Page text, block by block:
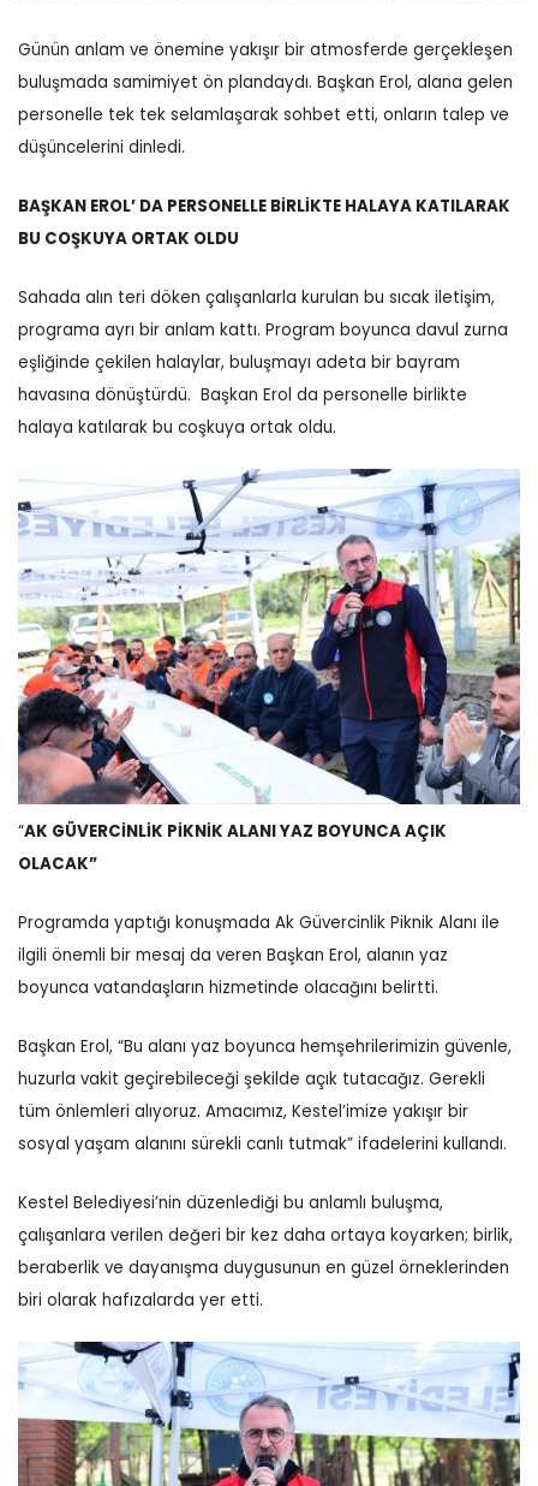
Günün anlam ve önemine yakışır bir atmosferde gerçekleşen
buluşmada samimiyet ön plandaydı. Başkan Erol, alana gelen
personelle tek tek selamlaşarak sohbet etti, onların talep ve
düşüncelerini dinledi.
BAŞKAN EROL’ DA PERSONELLE BİRLİKTE HALAYA KATILARAK
BU COŞKUYA ORTAK OLDU
Sahada alın teri döken çalışanlarla kurulan bu sıcak iletişim,
programa ayrı bir anlam kattı. Program boyunca davul zurna
eşliğinde çekilen halaylar, buluşmayı adeta bir bayram
havasına dönüştürdü. Başkan Erol da personelle birlikte
halaya katılarak bu coşkuya ortak oldu.
“AK GÜVERCİNLİK PİKNİK ALANI YAZ BOYUNCA AÇIK
OLACAK”
Programda yaptığı konuşmada Ak Güvercinlik Piknik Alanı ile
ilgili önemli bir mesaj da veren Başkan Erol, alanın yaz
boyunca vatandaşların hizmetinde olacağını belirtti.
Başkan Erol, “Bu alanı yaz boyunca hemşehrilerimizin güvenle,
huzurla vakit geçirebileceği şekilde açık tutacağız. Gerekli
tüm önlemleri alıyoruz. Amacımız, Kestel’imize yakışır bir
sosyal yaşam alanını sürekli canlı tutmak” ifadelerini kullandı.
Kestel Belediyesi’nin düzenlediği bu anlamlı buluşma,
çalışanlara verilen değeri bir kez daha ortaya koyarken; birlik,
beraberlik ve dayanışma duygusunun en güzel örneklerinden
biri olarak hafızalarda yer etti.